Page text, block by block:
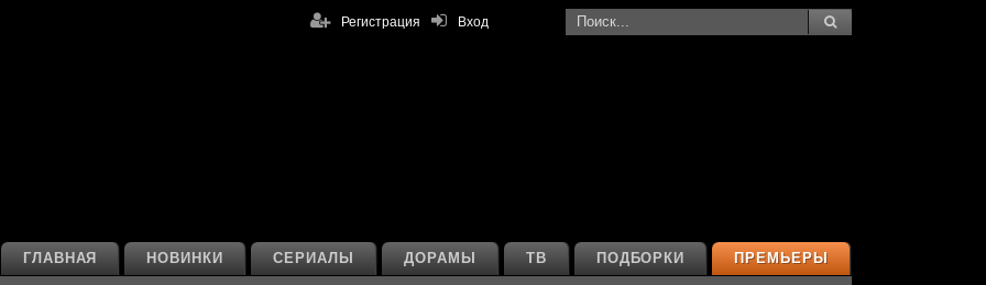
Вход
Регистрация
ПРЕМЬЕРЫ
ПОДБОРКИ
ТВ
ДОРАМЫ
СЕРИАЛЫ
НОВИНКИ
ГЛАВНАЯ